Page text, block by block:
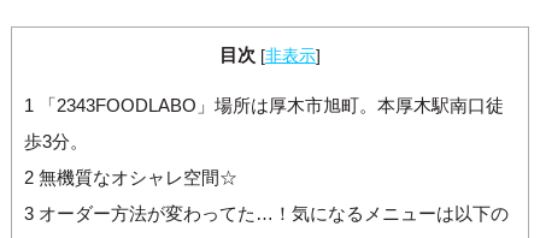
目次 [非表示]
1 「2343FOODLABO」場所は厚木市旭町。本厚木駅南口徒
歩3分。
2無機質なオシャレ空間☆
3オーダー方法が変わってた…！気になるメニューは以下の